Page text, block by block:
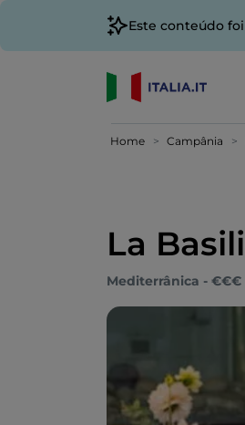
Este conteúdo
Home Campânia
La
Mediterrânica - €€€